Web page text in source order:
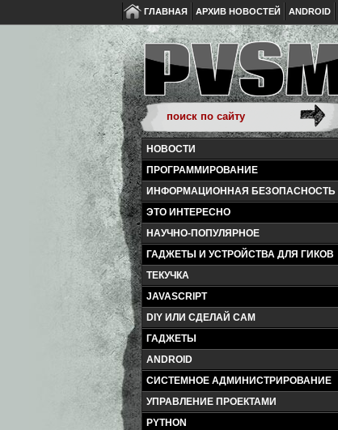
ГЛАВНАЯ АРХИВ НОВОСТЕЙ ANDROID
НОВОСТИ
ПРОГРАММИРОВАНИЕ
ИНФОРМАЦИОННАЯ БЕЗОПАСНОСТЬ
ЭТО ИНТЕРЕСНО
НАУЧНО-ПОПУЛЯРНОЕ
ГАДЖЕТЫ И УСТРОЙСТВА ДЛЯ ГИКОВ
ТЕКУЧКА
JAVASCRIPT
DIY ИЛИ СДЕЛАЙ САМ
ГАДЖЕТЫ
ANDROID
СИСТЕМНОЕ АДМИНИСТРИРОВАНИЕ
УПРАВЛЕНИЕ ПРОЕКТАМИ
PYTHON